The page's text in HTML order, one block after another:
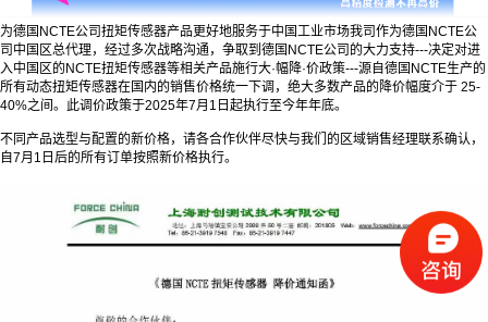
为德国NCTE公司扭矩传感器产品更好地服务于中国工业市场我司作为德国NCTE公
司中国区总代理，经过多次战略沟通，争取到德国NCTE公司的大力支持---决定对进
入中国区的NCTE扭矩传感器等相关产品施行大·幅降·价政策---源自德国NCTE生产的
所有动态扭矩传感器在国内的销售价格统一下调，绝大多数产品的降价幅度介于 25-
40%之间。此调价政策于2025年7月1日起执行至今年年底。
不同产品选型与配置的新价格，请各合作伙伴尽快与我们的区域销售经理联系确认，
自7月1日后的所有订单按照新价格执行。